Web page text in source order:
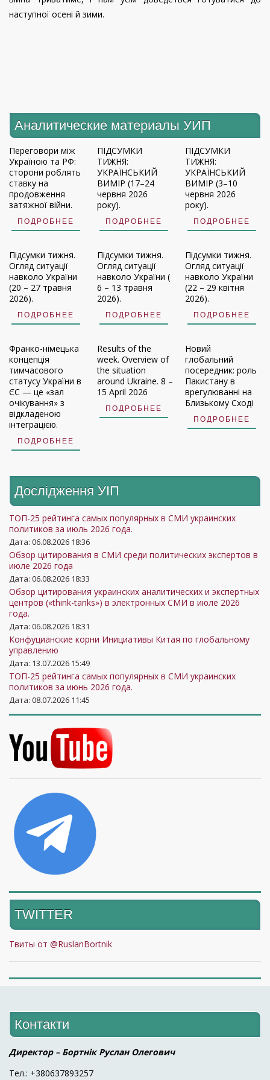
наступної осені й зими.
Аналитические материалы УИП
Переговори між
Україною та РФ:
сторони роблять
ставку на
продовження
затяжної війни.
ПОДРОБНЕЕ
ПІДСУМКИ
ТИЖНЯ:
УКРАЇНСЬКИЙ
ВИМІР (17–24
червня 2026
року).
ПОДРОБНЕЕ
ПІДСУМКИ
ТИЖНЯ:
УКРАЇНСЬКИЙ
ВИМІР (3–10
червня 2026
року).
ПОДРОБНЕЕ
Підсумки тижня.
Огляд ситуації
навколо України
(20 – 27 травня
2026).
ПОДРОБНЕЕ
Підсумки тижня.
Огляд ситуації
навколо України (
6 – 13 травня
2026).
ПОДРОБНЕЕ
Підсумки тижня.
Огляд ситуації
навколо України
(22 – 29 квітня
2026).
ПОДРОБНЕЕ
Франко-німецька
концепція
тимчасового
статусу України в
ЄС — це «зал
очікування» з
відкладеною
інтеграцією.
ПОДРОБНЕЕ
Results of the
week. Overview of
the situation
around Ukraine. 8 –
15 April 2026
ПОДРОБНЕЕ
Новий
глобальний
посередник: роль
Пакистану в
врегулюванні на
Близькому Сході
ПОДРОБНЕЕ
Дослідження УIП
ТОП-25 рейтинга самых популярных в СМИ украинских
политиков за июль 2026 года.
Дата: 06.08.2026 18:36
Обзор цитирования в СМИ среди политических экспертов в
июле 2026 года
Дата: 06.08.2026 18:33
Обзор цитирования украинских аналитических и экспертных
центров («think-tanks») в электронных СМИ в июле 2026
года.
Дата: 06.08.2026 18:31
Конфуцианские корни Инициативы Китая по глобальному
управлению
Дата: 13.07.2026 15:49
ТОП-25 рейтинга самых популярных в СМИ украинских
политиков за июнь 2026 года.
Дата: 08.07.2026 11:45
TWITTER
Твиты от @RuslanBortnik
Контакти
Директор – Бортнік Руслан Олегович
Тел.: +380637893257